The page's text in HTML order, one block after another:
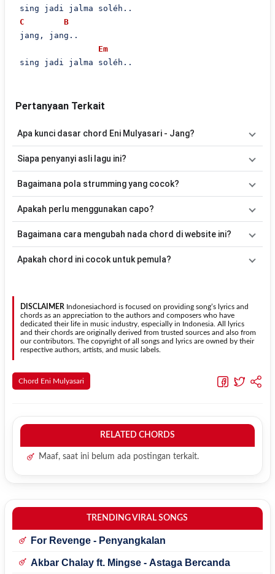
sing jadi jalma soléh..
C
B
jang, jang..
Em
Pertanyaan Terkait
Apa kunci dasar chord Eni Mulyasari - Jang?
ini telah disederhanakan sehingga lebih mudah dimainkan oleh
Siapa penyanyi asli lagu ini?
Pada halaman ini tersedia versi chord gitar yang lebih mudah
Bagaimana pola strumming yang cocok?
acuan, kamu dapat menggunakan pola
laguJang.
Apakah perlu menggunakan capo?
kunci dasarEm. Jika ingin mengikuti nada asli penyanyi, kamu
sesuai kebutuhan.
Bagaimana cara mengubah nada chord di website ini?
Transpose (bawah)untuk menurunkan nada. Seluruh chord akan
Apakah chord ini cocok untuk pemula?
tanpa menghilangkan struktur dasar lagu.
DISCLAIMER Indonesiachord is focused on providing song’s lyrics and
chords as an appreciation to the authors and composers who have
dedicated their life in music industry, especially in Indonesia. All lyrics
and their chords are originally derived from trusted sources and also from
our contributors. The copyright of all songs and lyrics are owned by their
respective authors, artists, and music labels.
Chord Eni Mulyasari
RELATED CHORDS
Maaf, saat ini belum ada postingan terkait.
TRENDING VIRAL SONGS
For Revenge - Penyangkalan
Akbar Chalay ft. Mingse - Astaga Bercanda